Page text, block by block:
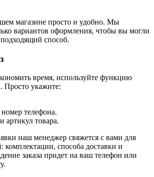
магазине просто и удобно. Мы
вариантов оформления, чтобы вы могли
способ.
время, используйте функцию
Просто укажите:
телефона.
артикул товара.
наш менеджер свяжется с вами для
комплектации, способа доставки и
заказа придет на ваш телефон или